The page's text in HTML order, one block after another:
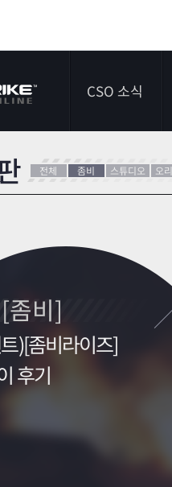
CSO 소식
공지사항
전체 좀비 스튜디오 오
[좀비]
)[좀비라이즈]
후기